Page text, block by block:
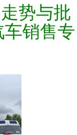
势与批
销售专